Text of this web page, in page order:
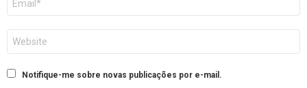
mail
Notifique-me sobre novas publicações por e-mail.